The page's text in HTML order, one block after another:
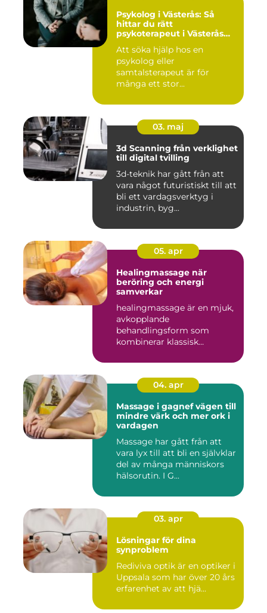
Psykolog i Västerås: Så
hittar du rätt
psykoterapeut i Västerås
Att söka hjälp hos en
psykolog eller
samtalsterapeut är för
många ett stor...
03. maj
3d Scanning från verklighet
till digital tvilling
3d-teknik har gått från att
vara något futuristiskt till att
bli ett vardagsverktyg i
industrin, byg...
05. apr
Healingmassage när
beröring och energi
samverkar
healingmassage är en mjuk,
avkopplande
behandlingsform som
kombinerar klassisk
04. apr
Massage i gagnef vägen till
mindre värk och mer ork i
vardagen
Massage har gått från att
vara lyx till att bli en självklar
del av många människors
hälsorutin. I G...
03. apr
Lösningar för dina
synproblem
Rediviva optik är en optiker i
Uppsala som har över 20 års
erfarenhet av att hjä...